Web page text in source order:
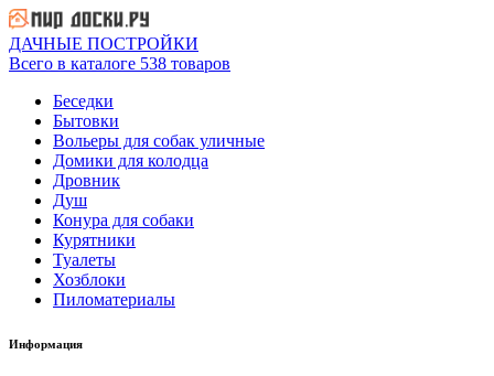
ДАЧНЫЕ ПОСТРОЙКИ
Всего в каталоге 538 товаров
Беседки
Бытовки
Вольеры для собак уличные
Домики для колодца
Дровник
Душ
Конура для собаки
Курятники
Туалеты
Хозблоки
Пиломатериалы
Информация